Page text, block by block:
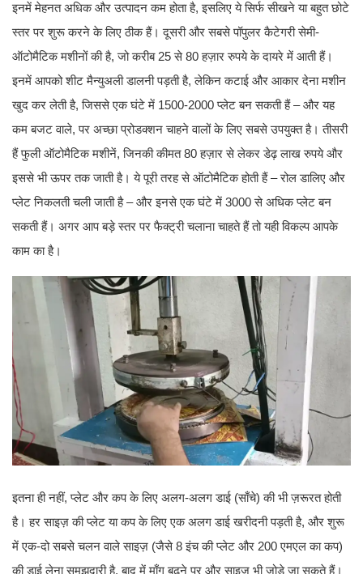
इनमें मेहनत अधिक और उत्पादन कम होता है, इसलिए ये सिर्फ सीखने या बहुत छोटे
स्तर पर शुरू करने के लिए ठीक हैं। दूसरी और सबसे पॉपुलर कैटेगरी सेमी-
ऑटोमैटिक मशीनों की है, जो करीब 25 से 80 हज़ार रुपये के दायरे में आती हैं।
इनमें आपको शीट मैन्युअली डालनी पड़ती है, लेकिन कटाई और आकार देना मशीन
खुद कर लेती है, जिससे एक घंटे में 1500-2000 प्लेट बन सकती हैं – और यह
कम बजट वाले, पर अच्छा प्रोडक्शन चाहने वालों के लिए सबसे उपयुक्त है। तीसरी
हैं फुली ऑटोमैटिक मशीनें, जिनकी कीमत 80 हज़ार से लेकर डेढ़ लाख रुपये और
इससे भी ऊपर तक जाती है। ये पूरी तरह से ऑटोमैटिक होती हैं – रोल डालिए और
प्लेट निकलती चली जाती है – और इनसे एक घंटे में 3000 से अधिक प्लेट बन
सकती हैं। अगर आप बड़े स्तर पर फैक्ट्री चलाना चाहते हैं तो यही विकल्प आपके
काम का है।
इतना ही नहीं, प्लेट और कप के लिए अलग-अलग डाई (साँचे) की भी ज़रूरत होती
है। हर साइज़ की प्लेट या कप के लिए एक अलग डाई खरीदनी पड़ती है, और शुरू
में एक-दो सबसे चलन वाले साइज़ (जैसे 8 इंच की प्लेट और 200 एमएल का कप)
की डाई लेना समझदारी है, बाद में माँग बढ़ने पर और साइज़ भी जोड़े जा सकते हैं।